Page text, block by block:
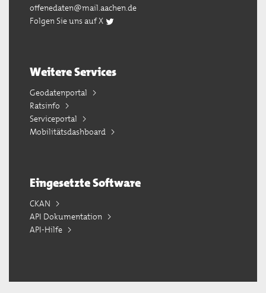
offenedaten@mail.aachen.de
Folgen Sie uns auf X
Weitere Services
Geodatenportal
Ratsinfo
Serviceportal
Mobilitätsdashboard
Eingesetzte Software
CKAN
API Dokumentation
API-Hilfe